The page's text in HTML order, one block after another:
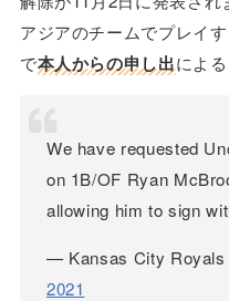
アジアのチームでプレイ
で本人からの申し出による
We have requested
on 1B/OF Ryan
allowing him to sign
— Kansas City Royals
2021